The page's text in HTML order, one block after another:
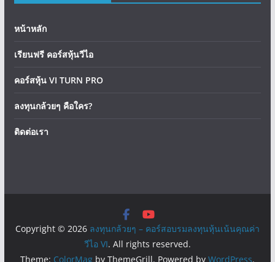
หน้าหลัก
เรียนฟรี คอร์สหุ้นวีไอ
คอร์สหุ้น VI TURN PRO
ลงทุนกล้วยๆ คือใคร?
ติดต่อเรา
Copyright © 2026 ลงทุนกล้วยๆ – คอร์สอบรมลงทุนหุ้นเน้นคุณค่า
วีไอ VI. All rights reserved.
Theme: ColorMagby ThemeGrill. Powered by WordPress.